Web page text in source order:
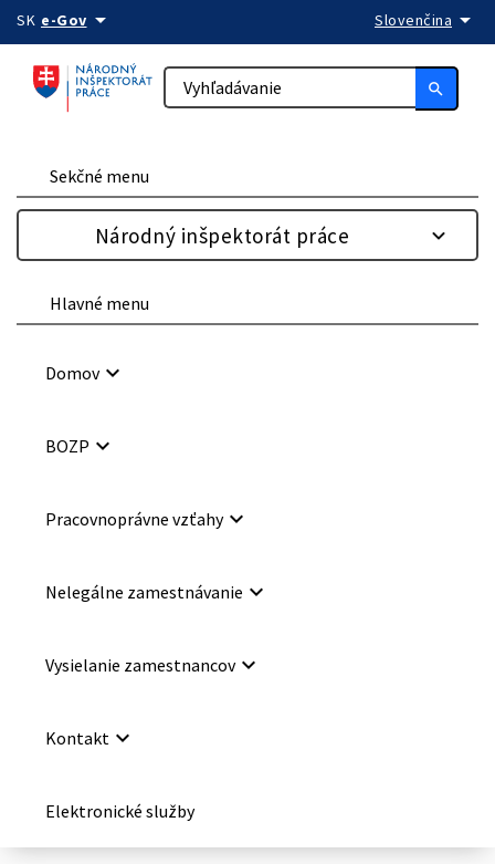
Preskočiť na obsah
SK e-Govarrow_drop_down Slovenčina arrow_drop_down
search
Sekčné menu
Národný inšpektorát práce
Hlavné menu
Domovkeyboard_arrow_down
BOZP keyboard_arrow_down
Pracovnoprávne vzťahykeyboard_arrow_down
Nelegálne zamestnávanie keyboard_arrow_down
Vysielanie zamestnancovkeyboard_arrow_down
Kontakt keyboard_arrow_down
Elektronické služby